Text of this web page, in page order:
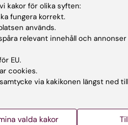
+46852486907
kicki.ryman@ki.se
+46852486529
erik.stenholm@ki.se
kakor för olika syften:
fungera korrekt.
används.
relevant innehåll och
EU.
cookies.
via kakikonen längst ned
valda kakor